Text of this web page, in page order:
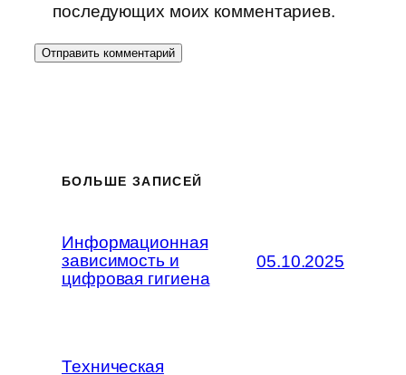
последующих моих комментариев.
БОЛЬШЕ ЗАПИСЕЙ
Информационная
зависимость и
цифровая гигиена
05.10.2025
Техническая